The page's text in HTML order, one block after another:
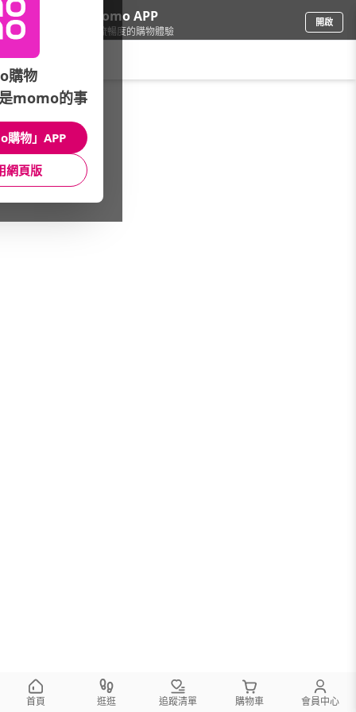
下載momo APP
給你3倍流暢度的購物體驗
開啟
彩妝保養/香水/熱銷香(A-Z)
館長推薦 月銷量
首頁 逛逛 追蹤清單 購物車 會員中心
購物
momo的事
購物」APP
網頁版